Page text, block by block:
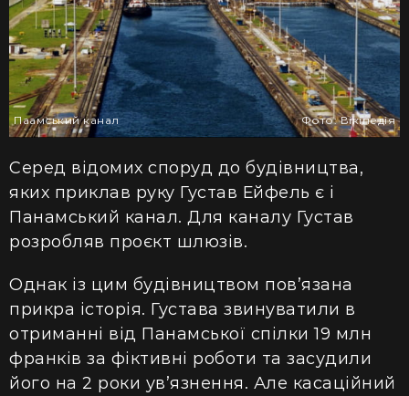
Паамський канал Фото: Вікіпедія
Серед відомих споруд до будівництва,
яких приклав руку Густав Ейфель є і
Панамський канал. Для каналу Густав
розробляв проєкт шлюзів.
Однак із цим будівництвом пов’язана
прикра історія. Густава звинуватили в
отриманні від Панамської спілки 19 млн
франків за фіктивні роботи та засудили
його на 2 роки ув’язнення. Але касаційний